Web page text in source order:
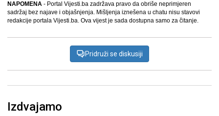
NAPOMENA - Portal Vijesti.ba zadržava pravo da obriše neprimjeren
sadržaj bez najave i objašnjenja. Mišljenja iznešena u chatu nisu stavovi
redakcije portala Vijesti.ba. Ova vijest je sada dostupna samo za čitanje.
Pridruži se diskusiji
Izdvajamo